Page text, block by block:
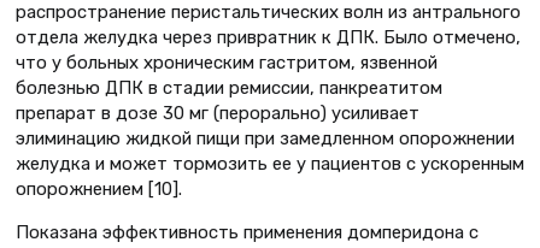
распространение перистальтических волн из антрального
отдела желудка через привратник к ДПК. Было отмечено,
что у больных хроническим гастритом, язвенной
болезнью ДПК в стадии ремиссии, панкреатитом
препарат в дозе 30 мг (перорально) усиливает
элиминацию жидкой пищи при замедленном опорожнении
желудка и может тормозить ее у пациентов с ускоренным
опорожнением [10].
Показана эффективность применения домперидона с